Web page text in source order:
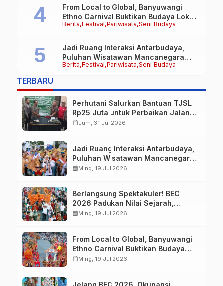
Berita Festival Pariwisata Seni Budaya
From Local to Global, Banyuwangi
Ethno Carnival Buktikan Budaya Lokal
Mampu Mendunia
Berita Festival Pariwisata Seni Budaya
Jadi Ruang Interaksi Antarbudaya,
Puluhan Wisatawan Mancanegara
Meriahkan BEC 2026
TERBARU
Perhutani Salurkan Bantuan TJSL
Rp25 Juta untuk Perbaikan Jalan
Warga Sekitar Hutan di
calendar_monthJum, 31 Jul 2026
Jadi Ruang Interaksi Antarbudaya,
Puluhan Wisatawan Mancanegara
Meriahkan BEC 2026
calendar_monthMing, 19 Jul 2026
Berlangsung Spektakuler! BEC
2026 Padukan Nilai Sejarah,
Budaya, dan Fashion Berkelas
calendar_monthMing, 19 Jul 2026
From Local to Global, Banyuwangi
Ethno Carnival Buktikan Budaya
Lokal Mampu Mendunia
calendar_monthMing, 19 Jul 2026
Jelang BEC 2026, Okupansi